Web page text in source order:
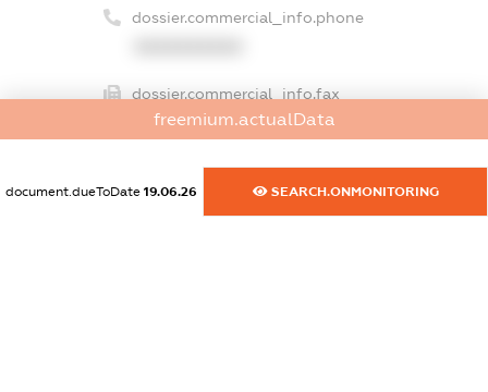
dossier.commercial_info.phone
dossier.commercial_info.fax
XXXXXXXXXX
dossier.commercial_info.email
XXXXXXXXXX
freemium.actualData
document.dueToDate 19.06.26 SEARCH.ONMONITORING